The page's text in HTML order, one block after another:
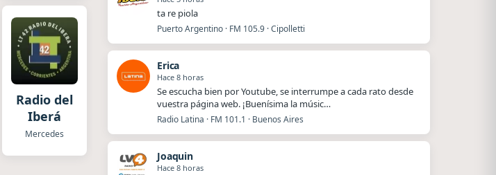
Radio del
Iberá
Mercedes
ta re piola
Puerto Argentino · FM 105.9 · Cipolletti
Erica
Hace 8 horas
Se escucha bien por Youtube, se interrumpe a cada rato desde
vuestra página web. ¡Buenísima la músic…
Radio Latina · FM 101.1 · Buenos Aires
Joaquin
Hace 8 horas